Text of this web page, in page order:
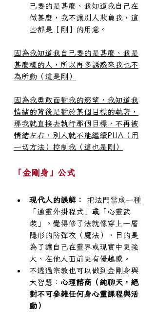
己要的是甚麼、我知道我自己在
做甚麼，我不讓別人欺負我，這
些都是［剛］的用意。
因為我知道我自己要的是甚麼、我是
甚麼樣的人，所以再多誘惑來我也不
為所動（這是剛）
因為我勇敢面對我的慾望，我知道我
情緒的背後是對於某個目標的執著，
那我就直接去執行那個目標，不再被
情緒左右，別人就不能繼續PUA（用
一切方法）控制我（這也是剛）
「金剛身」公式
現代人的誤解：
把法門當成一種
「通靈外掛程式」 或 「心靈武
裝」。覺得修了法就像穿上一層
隱形的防彈衣（魔法），目的是
為了讓自己在靈界或現實中更強
大、在他人面前更有優越感。
不透過宗教也可以做到金剛身與
大智慧： 心理諮商（純聊天，絕
對不可參雜任何身心靈課程與活
動）